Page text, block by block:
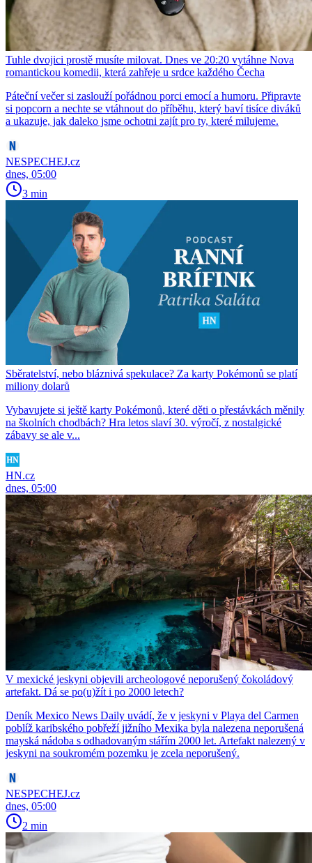
Tuhle dvojici prostě musíte milovat. Dnes ve 20:20 vytáhne Nova
romantickou komedii, která zahřeje u srdce každého Čecha
Páteční večer si zaslouží pořádnou porci emocí a humoru. Připravte
si popcorn a nechte se vtáhnout do příběhu, který baví tisíce diváků
a ukazuje, jak daleko jsme ochotni zajít pro ty, které milujeme.
NESPECHEJ.cz
dnes, 05:00
3 min
Sběratelství, nebo bláznivá spekulace? Za karty Pokémonů se platí
miliony dolarů
Vybavujete si ještě karty Pokémonů, které děti o přestávkách měnily
na školních chodbách? Hra letos slaví 30. výročí, z nostalgické
zábavy se ale v...
HN.cz
dnes, 05:00
V mexické jeskyni objevili archeologové neporušený čokoládový
artefakt. Dá se po(u)žít i po 2000 letech?
Deník Mexico News Daily uvádí, že v jeskyni v Playa del Carmen
poblíž karibského pobřeží jižního Mexika byla nalezena neporušená
mayská nádoba s odhadovaným stářím 2000 let. Artefakt nalezený v
jeskyni na soukromém pozemku je zcela neporušený.
NESPECHEJ.cz
dnes, 05:00
2 min